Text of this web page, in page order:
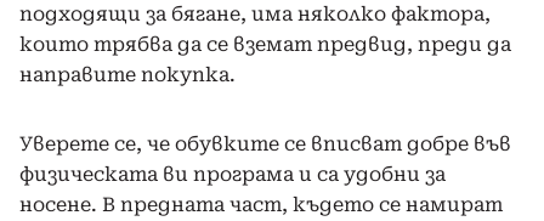
подходящи за бягане, има няколко фактора,
които трябва да се вземат предвид, преди да
направите покупка.
Уверете се, че обувките се вписват добре във
физическата ви програма и са удобни за
носене. В предната част, където се намират